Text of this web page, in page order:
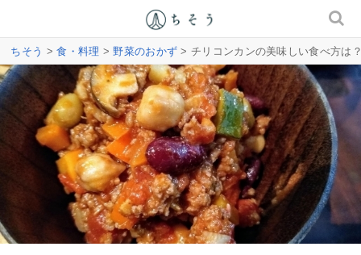
ちそう >食・料理 >野菜のおかず > チリコンカンの美味しい食べ方は